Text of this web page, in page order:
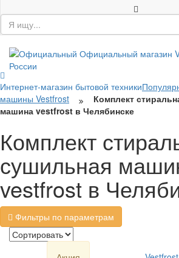
Интернет-магазин бытовой техники
машины Vestfrost
Комплект
машина vestfrost в Челябинске
Комплект
сушильная
vestfrost в
Фильтры по параметрам